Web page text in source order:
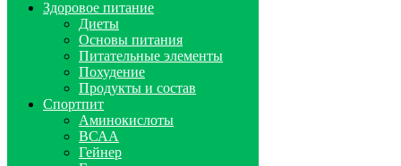
Здоровое питание
Диеты
Основы питания
Питательные элементы
Похудение
Продукты и состав
Спортпит
Аминокислоты
ВСАА
Гейнер